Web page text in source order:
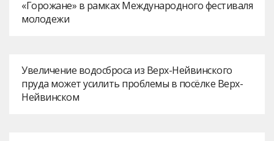
«Горожане» в рамках Международного фестиваля
молодежи
Увеличение водосброса из Верх-Нейвинского
пруда может усилить проблемы в посёлке Верх-
Нейвинском